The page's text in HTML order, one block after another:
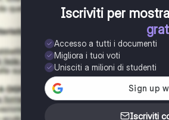
Iscriviti per
Accesso a tutti i documenti
Migliora i tuoi voti
Unisciti a milioni di studenti
Iscriviti